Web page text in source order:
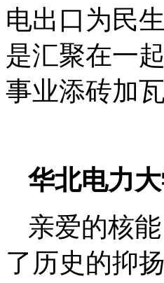
电出口为民
是汇聚在一
事业添砖加
华北电力
亲爱的核
了历史的抑扬